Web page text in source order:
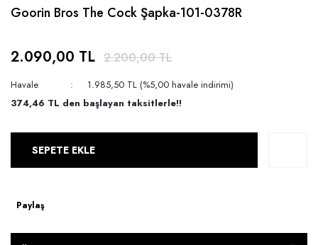
Goorin Bros The Cock Şapka-101-0378R
2.090,00 TL 2.200,00 TL
Havale
1.985,50 TL (%5,00 havale indirimi)
374,46 TL den başlayan taksitlerle!!
SEPETE EKLE
Paylaş